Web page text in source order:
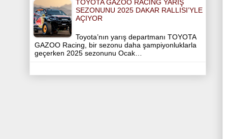
TOYOTA GAZOO RACING YARIŞ
SEZONUNU 2025 DAKAR RALLISI’YLE
AÇIYOR
Toyota’nın yarış departmanı TOYOTA
GAZOO Racing, bir sezonu daha şampiyonluklarla
geçerken 2025 sezonunu Ocak…